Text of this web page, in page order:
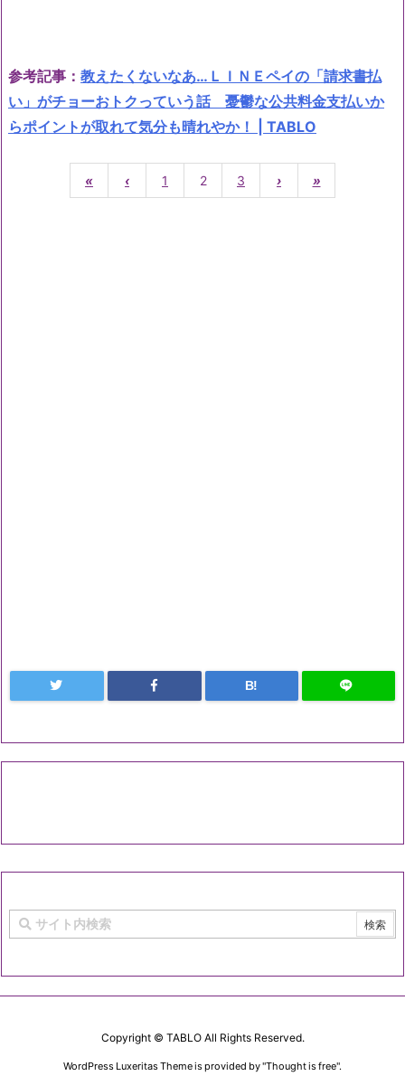
参考記事： 教えたくないなあ…ＬＩＮＥペイの「請求書払
い」がチョーおトクっていう話 憂鬱な公共料金支払いか
らポイントが取れて気分も晴れやか！ | TABLO
« ‹ 1 2 3 › »
B!
Copyright © TABLOAll Rights Reserved.
WordPress Luxeritas Theme is provided by "Thought is free".